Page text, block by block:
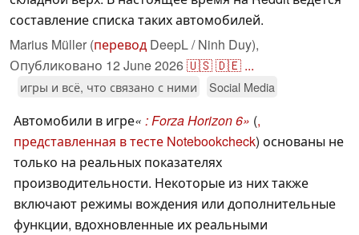
составление списка таких автомобилей.
Marius Müller (перевод DeepL / Ninh Duy),
Опубликовано 12 June 2026🇺🇸🇩🇪 ...
игры и всё, что связано с ними Social Media
Автомобили в игре« : Forza Horizon 6» (,
представленная в тесте Notebookcheck) основаны не
только на реальных показателях
производительности. Некоторые из них также
включают режимы вождения или дополнительные
функции, вдохновленные их реальными